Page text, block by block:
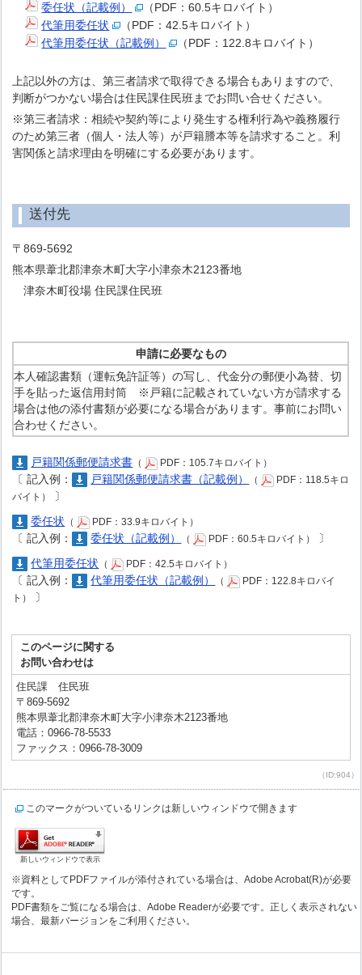
委任状（記載例）
（PDF：60.5キロバイト）
代筆用委任状
（PDF：42.5キロバイト）
代筆用委任状（記載例）
（PDF：122.8キロバイト）
上記以外の方は、第三者請求で取得できる場合もありますので、
判断がつかない場合は住民課住民班までお問い合せください。
※第三者請求：相続や契約等により発生する権利行為や義務履行
のため第三者（個人・法人等）が戸籍謄本等を請求すること。利
害関係と請求理由を明確にする必要があります。
送付先
〒869-5692
熊本県葦北郡津奈木町大字小津奈木2123番地
津奈木町役場 住民課住民班
申請に必要なもの
本人確認書類（運転免許証等）の写し、代金分の郵便小為替、切
手を貼った返信用封筒 ※戸籍に記載されていない方が請求する
場合は他の添付書類が必要になる場合があります。事前にお問い
合わせください。
戸籍関係郵便請求書 （ PDF：105.7キロバイト）
〔記入例： 戸籍関係郵便請求書（記載例） （
PDF：118.5キロ
バイト）
〕
委任状 （ PDF：33.9キロバイト）
〔記入例： 委任状（記載例） （ PDF：60.5キロバイト）
〕
代筆用委任状 （ PDF：42.5キロバイト）
〔記入例： 代筆用委任状（記載例） （
PDF：122.8キロバイ
ト）
〕
このページに関する
お問い合わせは
住民課 住民班
〒869-5692
熊本県葦北郡津奈木町大字小津奈木2123番地
電話：0966-78-5533
ファックス：0966-78-3009
（ID:904）
このマークがついているリンクは新しいウィンドウで開きます
新しいウィンドウで表示
※資料としてPDFファイルが添付されている場合は、Adobe Acrobat(R)が必要
です。
PDF書類をご覧になる場合は、Adobe Readerが必要です。正しく表示されない
場合、最新バージョンをご利用ください。